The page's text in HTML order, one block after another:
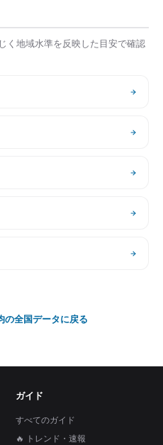
く地域水準を反映した目安で確認
の全国データに戻る
ガイド
すべてのガイド
🔥 トレンド・速報